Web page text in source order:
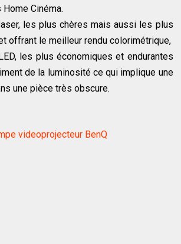
Cinéma.
les plus chères mais aussi les plus
offrant le meilleur rendu colorimétrique,
les plus économiques et endurantes
de la luminosité ce qui implique une
une pièce très obscure.
videoprojecteur BenQ